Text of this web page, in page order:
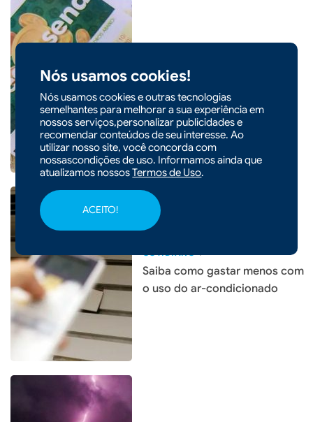
Nós usamos cookies!
Nós usamos cookies e outras tecnologias
semelhantes para melhorar a sua experiência em
nossos serviços,personalizar publicidades e
recomendar conteúdos de seu interesse. Ao
utilizar nosso site, você concorda com
nossascondições de uso. Informamos ainda que
atualizamos nossosTermos de Uso.
ACEITO!
Prêmio de R$ 63 milhões da
Mega-Sena será sorteado
neste sábado
Saiba como gastar menos com
o uso do ar-condicionado